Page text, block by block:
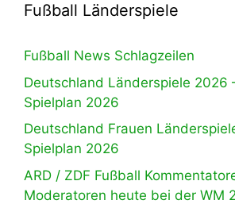
Fußball Länderspiele
Fußball News Schlagzeilen
Deutschland Länderspiele 2026
Spielplan 2026
Deutschland Frauen
Spielplan 2026
ARD / ZDF Fußball
Moderatoren heute bei der WM